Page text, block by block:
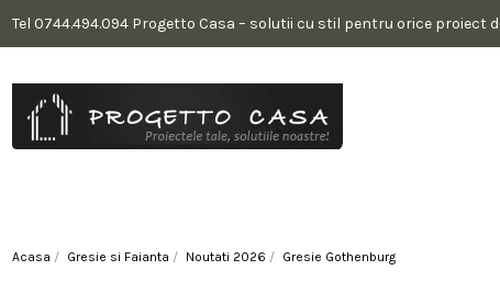
Tel 0744.494.094 Progetto Casa – solutii cu stil pentru orice proiect
Acasa Gresie si Faianta Noutati 2026 Gresie Gothenburg